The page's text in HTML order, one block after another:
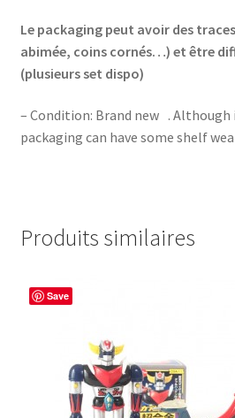
Le packaging peut avoir des
abimée, coins cornés…) et être
(plusieurs set dispo)
– Condition: Brand new . Although
packaging can have some shelf
Produits similaires
Save